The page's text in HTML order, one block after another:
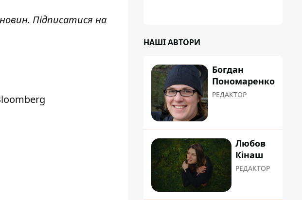
Підписатися на
НАШІ АВТОРИ
Богдан
Пономаренко
РЕДАКТОР
Любов
Кінаш
РЕДАКТОР